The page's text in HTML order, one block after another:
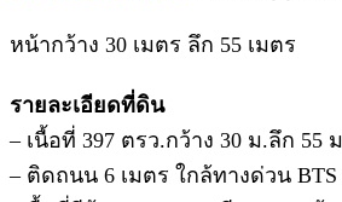
หน้ากว้าง 30 เมตร ลึก 55 เมตร
รายละเอียดที่ดิน
– เนื้อที่ 397 ตรว.กว้าง 30 ม.ลึก 55
– ติดถนน 6 เมตร ใกล้ทางด่วน